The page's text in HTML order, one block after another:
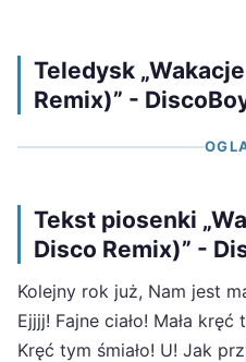
Teledysk
Remix)” -
Tekst piosenki
Disco Remix)” -
Kolejny rok już, Nam jest
Ejjjj! Fajne ciało! Mała kręć
Kręć tym śmiało! U! Jak